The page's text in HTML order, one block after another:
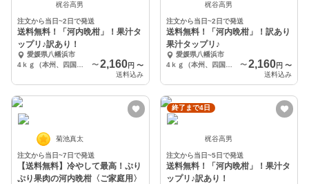
梶谷高男
注文から当日~2日で発送
送料無料！「河内晩柑」！果汁タ
ップリ♪訳あり！
愛媛県八幡浜市
〜 2,160円 〜
送料込み
梶谷高男
注文から当日~2日で発送
送料無料！「河内晩柑」！訳あり
果汁タップリ♪
愛媛県八幡浜市
〜2,160円 〜
送料込み
菊池真太
注文から当日~7日で発送
【送料無料】冷やして最高！ぷり
ぷり果肉の河内晩柑〈ご家庭用〉
終了まで4日
梶谷高男
注文から当日~5日で発送
送料無料！「河内晩柑」！果汁タ
ップリ♪訳あり！